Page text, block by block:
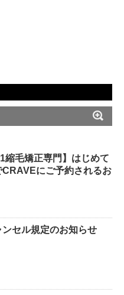
縮毛矯正専門】はじめて
CRAVEにご予約されるお
セル規定のお知らせ